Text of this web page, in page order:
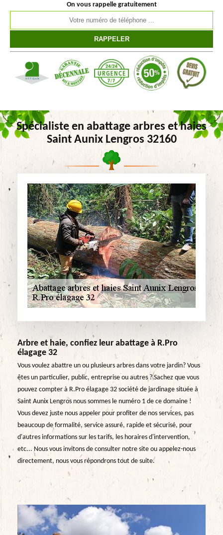
On vous rappelle gratuitement
Spécialiste en abattage arbres et haies
Saint Aunix Lengros 32160
Arbre et haie, confiez leur abattage à R.Pro
élagage 32
Vous voulez abattre un ou plusieurs arbres dans votre jardin? Vous
êtes un particulier, public, entreprise ou autres ? Sachez que vous
pouvez compter à R.Pro élagage 32 société de jardinage située à
Saint Aunix Lengros nous sommes le numéro 1 de ce domaine !
Vous devez juste nous appeler pour profiter de nos services, pas
beaucoup de formalité, service assuré, rapide et sécurisé, pour
d'autres informations sur les tarifs, les horaires d'intervention,
etc... Nous vous invitons de consulter notre site ou appelez-nous
directement, nous vous répondrons tout de suite.